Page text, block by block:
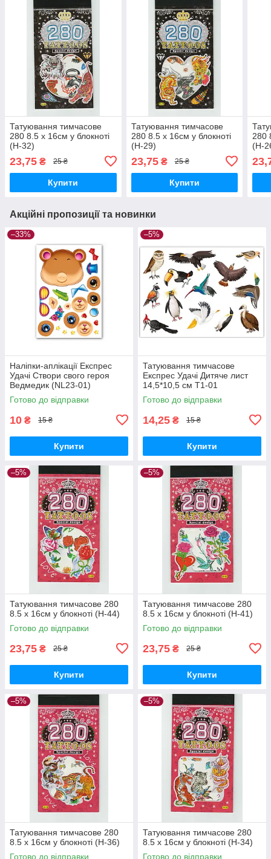
Татуювання тимчасове
280 8.5 х 16см у блокноті
(H-32)
23,75 ₴ 25 ₴
Купити
Татуювання тимчасове
280 8.5 х 16см у блокноті
(H-29)
23,75₴ 25 ₴
Купити
280
(H-
Акційні пропозиції та новинки
–33%
Наліпки-аплікації Експрес
Удачі Створи свого героя
Ведмедик (NL23-01)
Готово до відправки
10 ₴ 15 ₴
Купити
–5%
Татуювання тимчасове
Експрес Удачі Дитяче лист
14,5*10,5 см Т1-01
Готово до відправки
14,25 ₴ 15 ₴
Купити
–5%
Татуювання тимчасове 280
8.5 х 16см у блокноті (H-44)
Готово до відправки
23,75 ₴ 25 ₴
Купити
–5%
Татуювання тимчасове 280
8.5 х 16см у блокноті (H-41)
Готово до відправки
23,75 ₴ 25 ₴
Купити
–5%
Татуювання тимчасове 280
8.5 х 16см у блокноті (H-36)
Готово до відправки
–5%
Татуювання тимчасове 280
8.5 х 16см у блокноті (H-34)
Готово до відправки